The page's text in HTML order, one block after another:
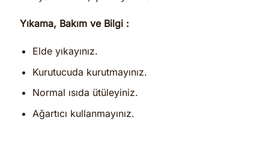
Yıkama, Bakım ve Bilgi :
Elde yıkayınız.
Kurutucuda kurutmayınız.
Normal ısıda ütüleyiniz.
Ağartıcı kullanmayınız.